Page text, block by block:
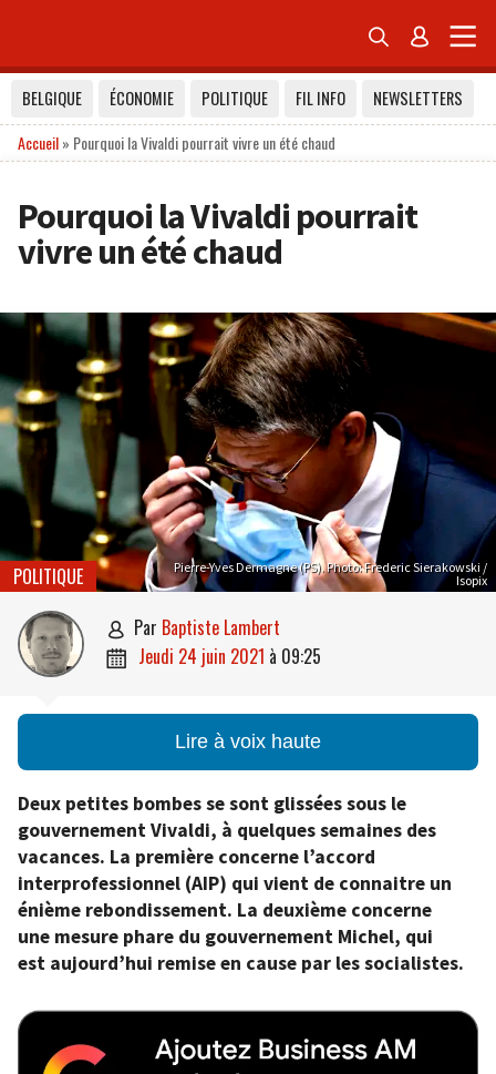
 
BELGIQUE ÉCONOMIE POLITIQUE FIL INFO
NEWSLETTERS
Accueil» Pourquoi la Vivaldi pourrait vivre un été chaud
Pourquoi la Vivaldi pourrait
vivre un été chaud
Pierre-Yves Dermagne (PS). Photo: Frederic Sierakowski /
Isopix
POLITIQUE
 par Baptiste Lambert
 jeudi 24 juin 2021 à 09:25
Lire à voix haute
Deux petites bombes se sont glissées sous le
gouvernement Vivaldi, à quelques semaines des
vacances. La première concerne l’accord
interprofessionnel (AIP) qui vient de connaitre un
énième rebondissement. La deuxième concerne
une mesure phare du gouvernement Michel, qui
est aujourd’hui remise en cause par les socialistes.